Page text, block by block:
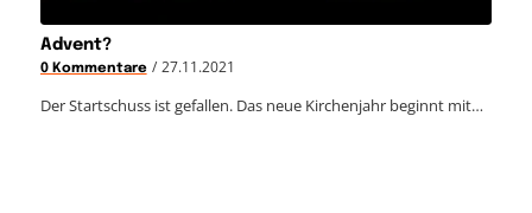
Advent?
0 Kommentare / 27.11.2021
Der Startschuss ist gefallen. Das neue Kirchenjahr beginnt mit…